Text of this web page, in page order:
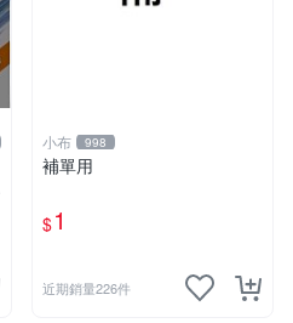
小布 998
補單用
$1
近期銷量226件